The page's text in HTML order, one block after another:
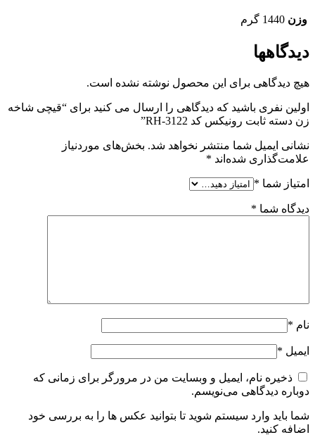
وزن 1440 گرم
دیدگاهها
هیچ دیدگاهی برای این محصول نوشته نشده است.
اولین نفری باشید که دیدگاهی را ارسال می کنید برای “قیچی شاخه
زن دسته ثابت رونیکس کد RH-3122”
نشانی ایمیل شما منتشر نخواهد شد. بخش‌های موردنیاز
علامت‌گذاری شده‌اند *
امتیاز شما *
دیدگاه شما *
نام *
ایمیل *
ذخیره نام، ایمیل و وبسایت من در مرورگر برای زمانی که
دوباره دیدگاهی می‌نویسم.
شما باید وارد سیستم شوید تا بتوانید عکس ها را به بررسی خود
اضافه کنید.